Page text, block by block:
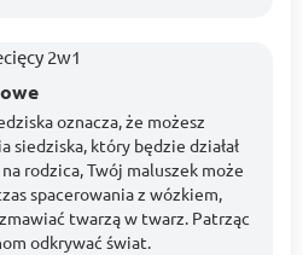
oznacza, że możesz
siedziska, który będzie działał
rodzica, Twój maluszek może
spacerowania z wózkiem,
twarzą w twarz. Patrząc
odkrywać świat.